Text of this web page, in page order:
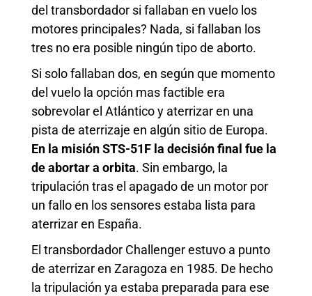
del transbordador si fallaban en vuelo los
motores principales? Nada, si fallaban los
tres no era posible ningún tipo de aborto.
Si solo fallaban dos, en según que momento
del vuelo la opción mas factible era
sobrevolar el Atlántico y aterrizar en una
pista de aterrizaje en algún sitio de Europa.
En la misión STS-51F la decisión final fue la
de abortar a orbita. Sin embargo, la
tripulación tras el apagado de un motor por
un fallo en los sensores estaba lista para
aterrizar en España.
El transbordador Challenger estuvo a punto
de aterrizar en Zaragoza en 1985. De hecho
la tripulación ya estaba preparada para ese